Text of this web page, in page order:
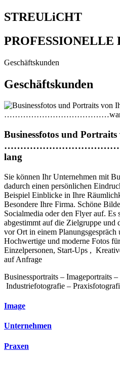
STREULiCHT
PROFESSIONELLE
Geschäftskunden
Geschäftskunden
Businessfotos und
lang
Sie können Ihr Unternehmen mit
dadurch einen persönlichen
Beispiel Einblicke in Ihre
Besondere Ihre Firma. Schöne
Socialmedia oder den Flyer auf.
abgestimmt auf die Zielgruppe und
vor Ort in einem
Hochwertige und moderne Fotos
Einzelpersonen, Start-Ups ,
auf Anfrage
Businessportraits – Imageportraits
Industriefotografie –
Image
Unternehmen
Praxen